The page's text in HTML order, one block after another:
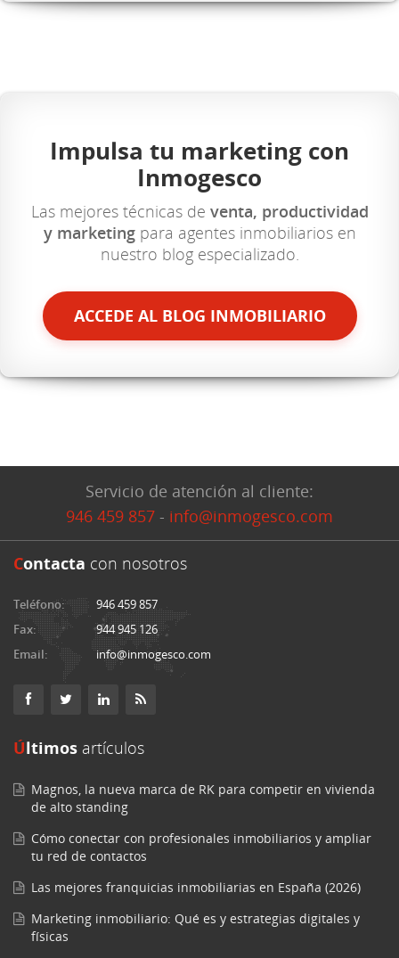
Impulsa tu marketing con
Inmogesco
Las mejores técnicas de venta, productividad
y marketingpara agentes inmobiliarios en
nuestro blog especializado.
ACCEDE AL BLOG INMOBILIARIO
Servicio de atención al cliente:
946 459 857 - info@inmogesco.com
Contacta con nosotros
Teléfono:
946 459 857
Fax:
944 945 126
Email:
info@inmogesco.com
Últimos artículos
Magnos, la nueva marca de RK para competir en vivienda
de alto standing
Cómo conectar con profesionales inmobiliarios y ampliar
tu red de contactos
Las mejores franquicias inmobiliarias en España (2026)
Marketing inmobiliario: Qué es y estrategias digitales y
físicas